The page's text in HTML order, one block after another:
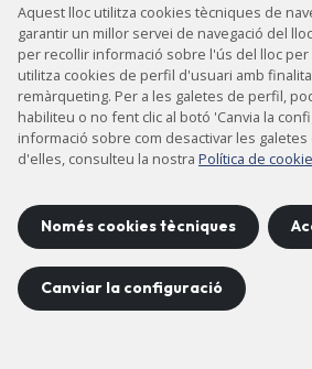
Accessibilitat
Contacte
Avís legal
Política de
Política de
Mapa del lloc
©
Aquest lloc utilitza cookies tècniques de
garantir un millor servei de navegació del
per recollir informació sobre l'ús del lloc
utilitza cookies de perfil d'usuari amb
remàrqueting. Per a les galetes de perfil,
habiliteu o no fent clic al botó 'Canvia la
informació sobre com desactivar les
d'elles, consulteu la nostra Política de
Només cookies tècniques
Canviar la configuració